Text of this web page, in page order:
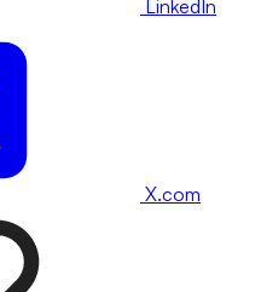
LinkedIn
X.com